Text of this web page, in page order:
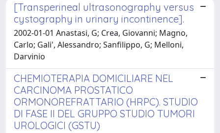
[Transperineal ultrasonography versus
cystography in urinary incontinence].
2002-01-01 Anastasi, G; Crea, Giovanni; Magno,
Carlo; Gali', Alessandro; Sanfilippo, G; Melloni,
Darvinio
CHEMIOTERAPIA DOMICILIARE NEL
CARCINOMA PROSTATICO
ORMONOREFRATTARIO (HRPC). STUDIO
DI FASE II DEL GRUPPO STUDIO TUMORI
UROLOGICI (GSTU)